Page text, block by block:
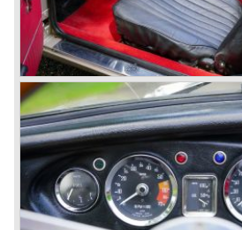
© Marc Vorgers
British Leyland*
1968-75: BRITISH LEYLAND
LTD
1975-78: BRITISH LEYLAND
BRITISH MOTOR HOLDINGS(met
Jaguar belangen in 1966) en
LTD.
Deels genationaliseerd door de